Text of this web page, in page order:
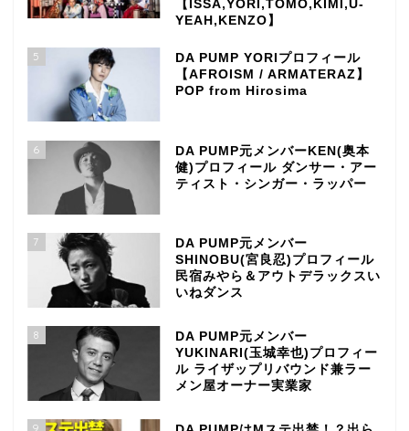
【ISSA,YORI,TOMO,KIMI,U-
YEAH,KENZO】
5
DA PUMP YORIプロフィール
【AFROISM / ARMATERAZ】
POP from Hirosima
6
DA PUMP元メンバーKEN(奥本
健)プロフィール ダンサー・アー
ティスト・シンガー・ラッパー
7
DA PUMP元メンバー
SHINOBU(宮良忍)プロフィール
民宿みやら＆アウトデラックスい
いねダンス
8
DA PUMP元メンバー
YUKINARI(玉城幸也)プロフィー
ル ライザップリバウンド兼ラー
メン屋オーナー実業家
9